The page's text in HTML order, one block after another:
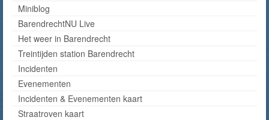
Miniblog
BarendrechtNU Live
Het weer in Barendrecht
Treintijden station Barendrecht
Incidenten
Evenementen
Incidenten & Evenementen kaart
Straatroven kaart